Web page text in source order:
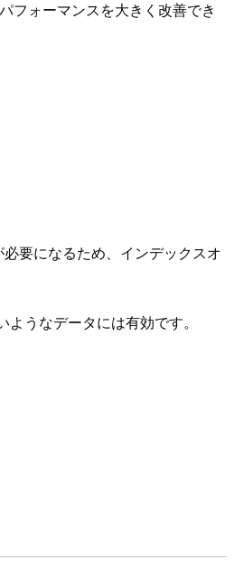
フォーマンスを大きく改善でき
要になるため、インデックスオ
うなデータには有効です。